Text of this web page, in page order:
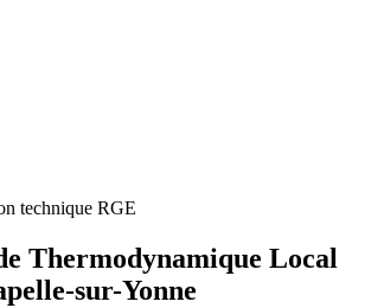
technique RGE
Thermodynamique Local
sur-Yonne